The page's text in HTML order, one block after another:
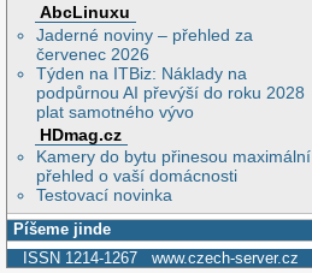
AbcLinuxu
Jaderné noviny – přehled za
červenec 2026
Týden na ITBiz: Náklady na
podpůrnou AI převýší do roku 2028
plat samotného vývo
HDmag.cz
Kamery do bytu přinesou maximální
přehled o vaší domácnosti
Testovací novinka
Píšeme jinde
ISSN 1214-1267 www.czech-server.cz